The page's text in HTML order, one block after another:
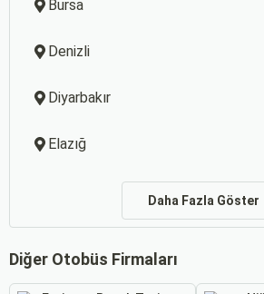
Bursa
Denizli
Diyarbakır
Elazığ
Daha Fazla Göster
Diğer Otobüs Firmaları